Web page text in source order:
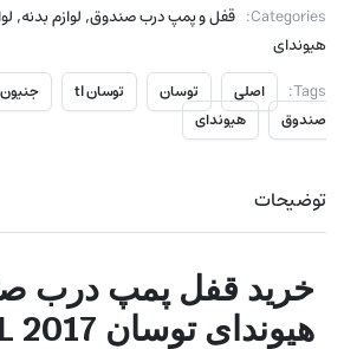
Categories: قفل و پمپ درب صندوق, لوازم بدنه,
هیوندای
Tags:
اصلی توسان توسان tl
صندوق
هیوندای
توضیحات
خرید قفل پمپ درب